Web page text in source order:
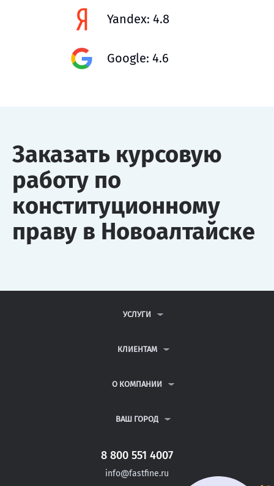
Yandex: 4.8
Google: 4.6
Заказать курсовую
работу по
конституционному
праву в Новоалтайске
УСЛУГИ
ДИПЛОМНЫЕ РАБОТЫ
РЕФЕРАТЫ
КЛИЕНТАМ
ВОПРОСЫ И ОТВЕТЫ
ПОЛИТИКА КОНФИДЕНЦИАЛЬНОСТИ
О КОМПАНИИ
КОНТАКТЫ
ВАШ ГОРОД
САНКТ-ПЕТЕРБУРГ
СОРОЧИНСК
8 800 551 4007
info@fastfine.ru